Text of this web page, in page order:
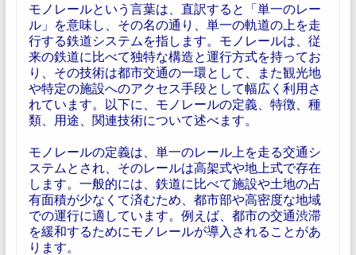
モノレールという言葉は、直訳すると「単一のレー
ル」を意味し、その名の通り、単一の軌道の上を走
行する鉄道システムを指します。モノレールは、従
来の鉄道に比べて独特な構造と運行方式を持ってお
り、その技術は都市交通の一環として、また観光地
や特定の施設へのアクセス手段として幅広く利用さ
れています。以下に、モノレールの定義、特徴、種
類、用途、関連技術について述べます。
モノレールの定義は、単一のレール上を走る交通シ
ステムとされ、そのレールは高架式や地上式で存在
します。一般的には、鉄道に比べて施設や土地の占
有面積が少なくて済むため、都市部や高密度な地域
での運行に適しています。例えば、都市の交通渋滞
を緩和するためにモノレールが導入されることがあ
ります。